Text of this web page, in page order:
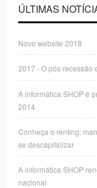
ÚLTIMAS
Novo website 2018
2017 - O pós recessão
A informática SHOP é
2014
Conheça o renting:
se descapitalizar
A informática SHOP
nacional